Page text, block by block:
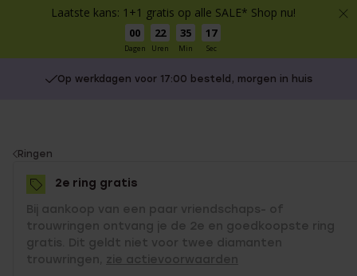
Laatste kans: 1+1 gratis op alle SALE* Shop nu!
00
Dagen
22
Uren
35
Min
17
Sec
Op werkdagen voor 17:00 besteld, morgen in huis
You
are
here:
Ringen
2e ring gratis
Bij aankoop van een paar vriendschaps- of
trouwringen ontvang je de 2e en goedkoopste ring
gratis. Dit geldt niet voor twee diamanten
trouwringen, zie actievoorwaarden